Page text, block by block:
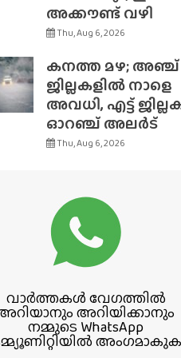
അക്കൗണ്ട് വഴി
Thu, Aug 6, 2026
കനത്ത മഴ; അഞ്ച്
ജില്ലകളിൽ നാളെ
അവധി, എട്ട്
ഓറഞ്ച് അലർട്
Thu, Aug 6, 2026
വാർത്തകൾ വേഗത്തിൽ
അറിയിക്കാനും
നമ്മുടെ WhatsApp